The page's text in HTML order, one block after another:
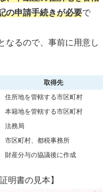
の申請手続きが必要で
なるので、事前に用意し
取得先
住所地を管轄する市区町村
本籍地を管轄する市区町村
法務局
市区町村、都税事務所
財産分与の協議後に作成
明書の見本】